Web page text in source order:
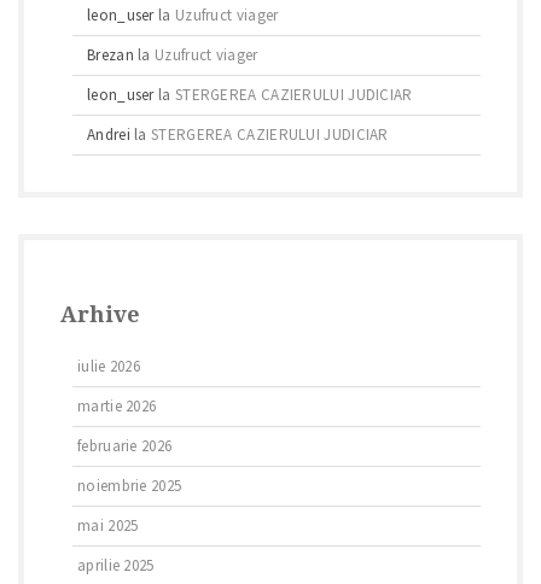
leon_userla Uzufruct viager
Brezan la Uzufruct viager
leon_userla STERGEREA CAZIERULUI JUDICIAR
Andrei laSTERGEREA CAZIERULUI JUDICIAR
Arhive
iulie 2026
martie 2026
februarie 2026
noiembrie 2025
mai 2025
aprilie 2025